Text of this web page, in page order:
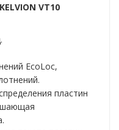
VT10
EcoLoc,
пластин